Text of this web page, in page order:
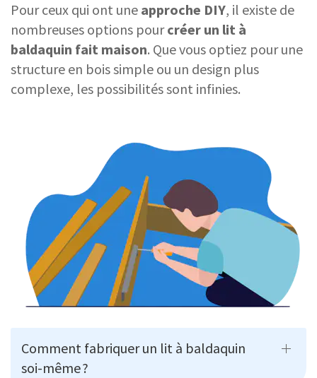
Pour ceux qui ont une approche DIY, il existe de
nombreuses options pourcréer un lit à
baldaquin fait maison. Que vous optiez pour une
structure en bois simple ou un design plus
complexe, les possibilités sont infinies.
Comment fabriquer un lit à baldaquin
soi-même ?